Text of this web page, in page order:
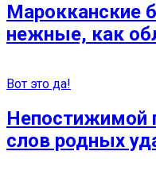
Марокканские
нежные, как
Вот это да!
Непостижимой
слов родных